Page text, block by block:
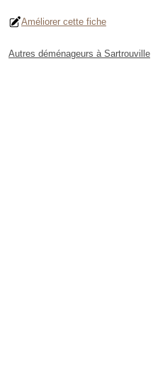
Améliorer cette fiche
Autres déménageurs à Sartrouville